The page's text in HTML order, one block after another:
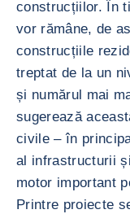
construcțiilor. În
vor rămâne, de
construcțiile
treptat de la un
și numărul mai
sugerează
civile – în
al infrastructurii
motor important
Printre proiecte